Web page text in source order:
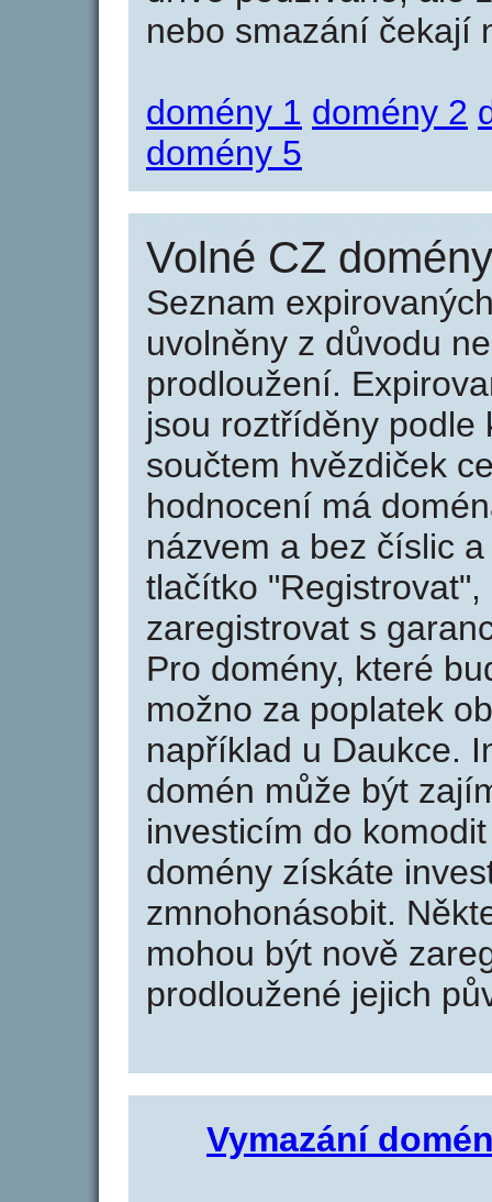
nebo smazání čekají
domény 1 domény 2
domény 5
Volné CZ
Seznam
uvolněny z důvodu
prodloužení.
jsou roztříděny podle
součtem hvězdiček
hodnocení má
názvem a bez číslic
tlačítko
zaregistrovat s
Pro domény, které
možno za poplatek
například u Daukce.
domén může být
investicím do
domény získáte
zmnohonásobit.
mohou být nově
prodloužené jejich
Vymazání